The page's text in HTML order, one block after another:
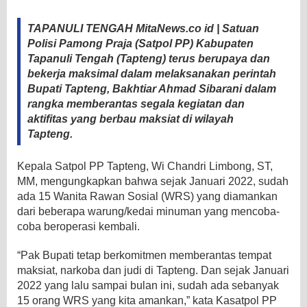
TAPANULI TENGAH MitaNews.co id | Satuan
Polisi Pamong Praja (Satpol PP) Kabupaten
Tapanuli Tengah (Tapteng) terus berupaya dan
bekerja maksimal dalam melaksanakan perintah
Bupati Tapteng, Bakhtiar Ahmad Sibarani dalam
rangka memberantas segala kegiatan dan
aktifitas yang berbau maksiat di wilayah
Tapteng.
Kepala Satpol PP Tapteng, Wi Chandri Limbong, ST,
MM, mengungkapkan bahwa sejak Januari 2022, sudah
ada 15 Wanita Rawan Sosial (WRS) yang diamankan
dari beberapa warung/kedai minuman yang mencoba-
coba beroperasi kembali.
“Pak Bupati tetap berkomitmen memberantas tempat
maksiat, narkoba dan judi di Tapteng. Dan sejak Januari
2022 yang lalu sampai bulan ini, sudah ada sebanyak
15 orang WRS yang kita amankan,” kata Kasatpol PP